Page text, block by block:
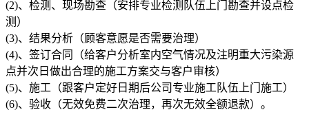
(2)、检测、现场勘查（安排专业检测队伍上门勘查并设点检
测）
(3)、结果分析（顾客意愿是否需要治理）
(4)、签订合同（给客户分析室内空气情况及注明重大污染源
点并次日做出合理的施工方案交与客户审核）
(5)、施工（跟客户定好日期后公司专业施工队伍上门施工）
(6)、验收（无效免费二次治理，再次无效全额退款）。